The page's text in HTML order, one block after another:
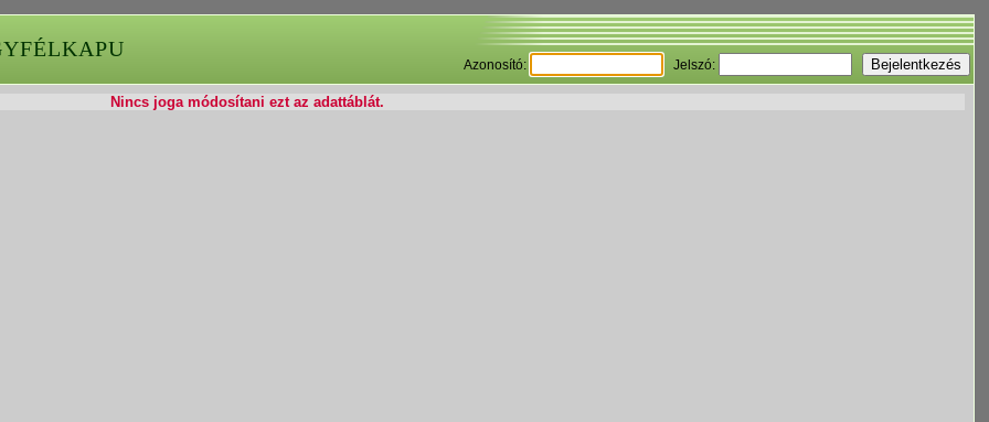
Azonosító: Jelszó:
Nincs joga módosítani ezt az adattáblát.